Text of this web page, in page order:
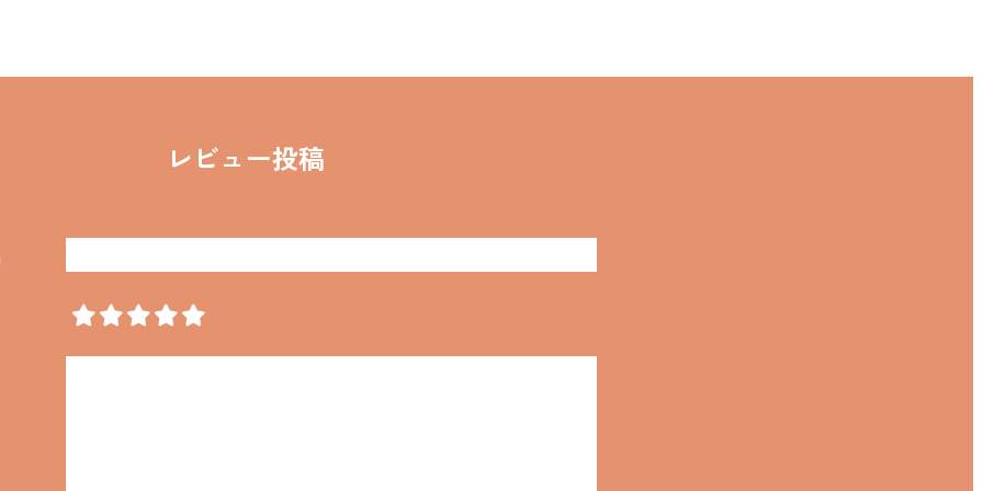
レビュー投稿